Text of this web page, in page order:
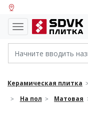
Керамическая плитка
На пол
Матовая